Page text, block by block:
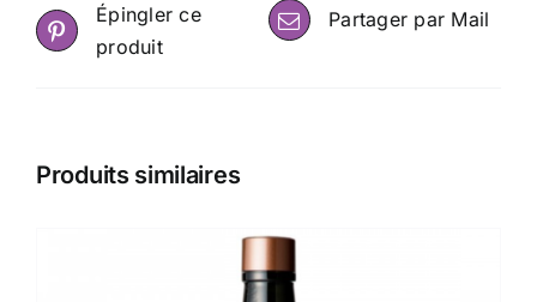
Épingler ce
produit
Partager par Mail
Produits similaires